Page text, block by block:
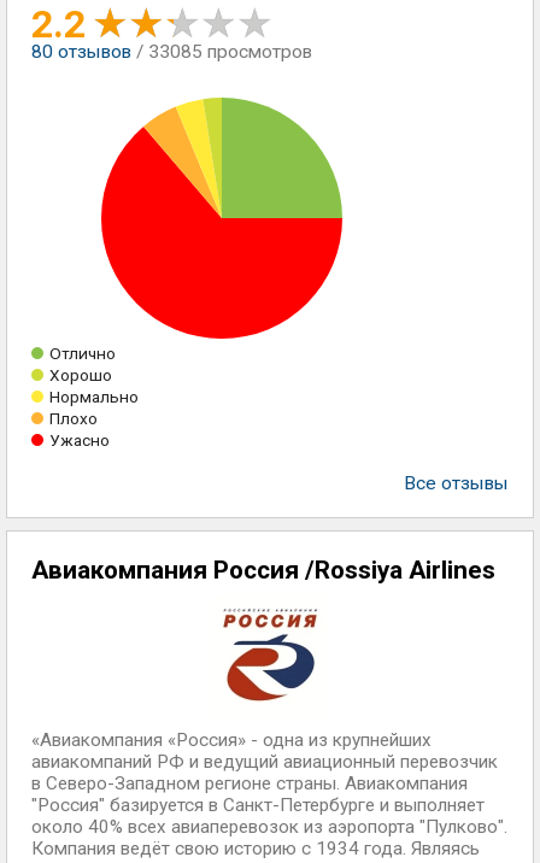
2.2
80 отзывов / 33085 просмотров
Отлично
Хорошо
Нормально
Плохо
Ужасно
Все отзывы
Авиакомпания Россия /Rossiya Airlines
«Авиакомпания «Россия» - одна из крупнейших
авиакомпаний РФ и ведущий авиационный перевозчик
в Северо-Западном регионе страны. Авиакомпания
"Россия" базируется в Санкт-Петербурге и выполняет
около 40% всех авиаперевозок из аэропорта "Пулково".
Компания ведёт свою историю с 1934 года. Являясь